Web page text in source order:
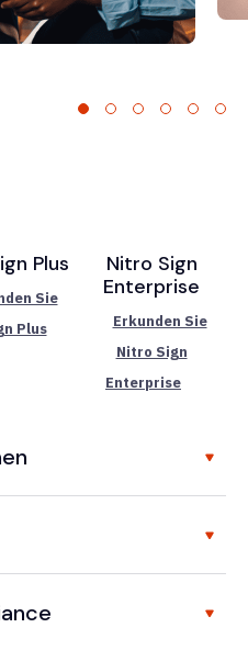
Plus
Sie
Plus
Nitro Sign
Enterprise
Erkunden Sie
Nitro Sign
Enterprise